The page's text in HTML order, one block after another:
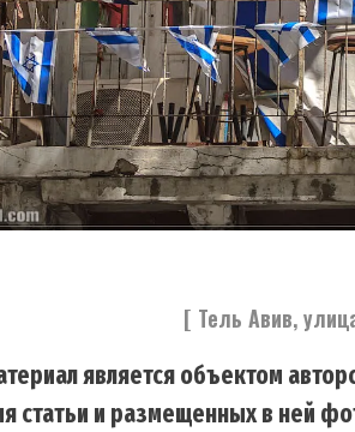
[ Тель Авив,
является объектом
статьи и размещенных в ней